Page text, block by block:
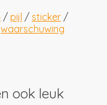
/ pijl / sticker /
waarschuwing
ook leuk